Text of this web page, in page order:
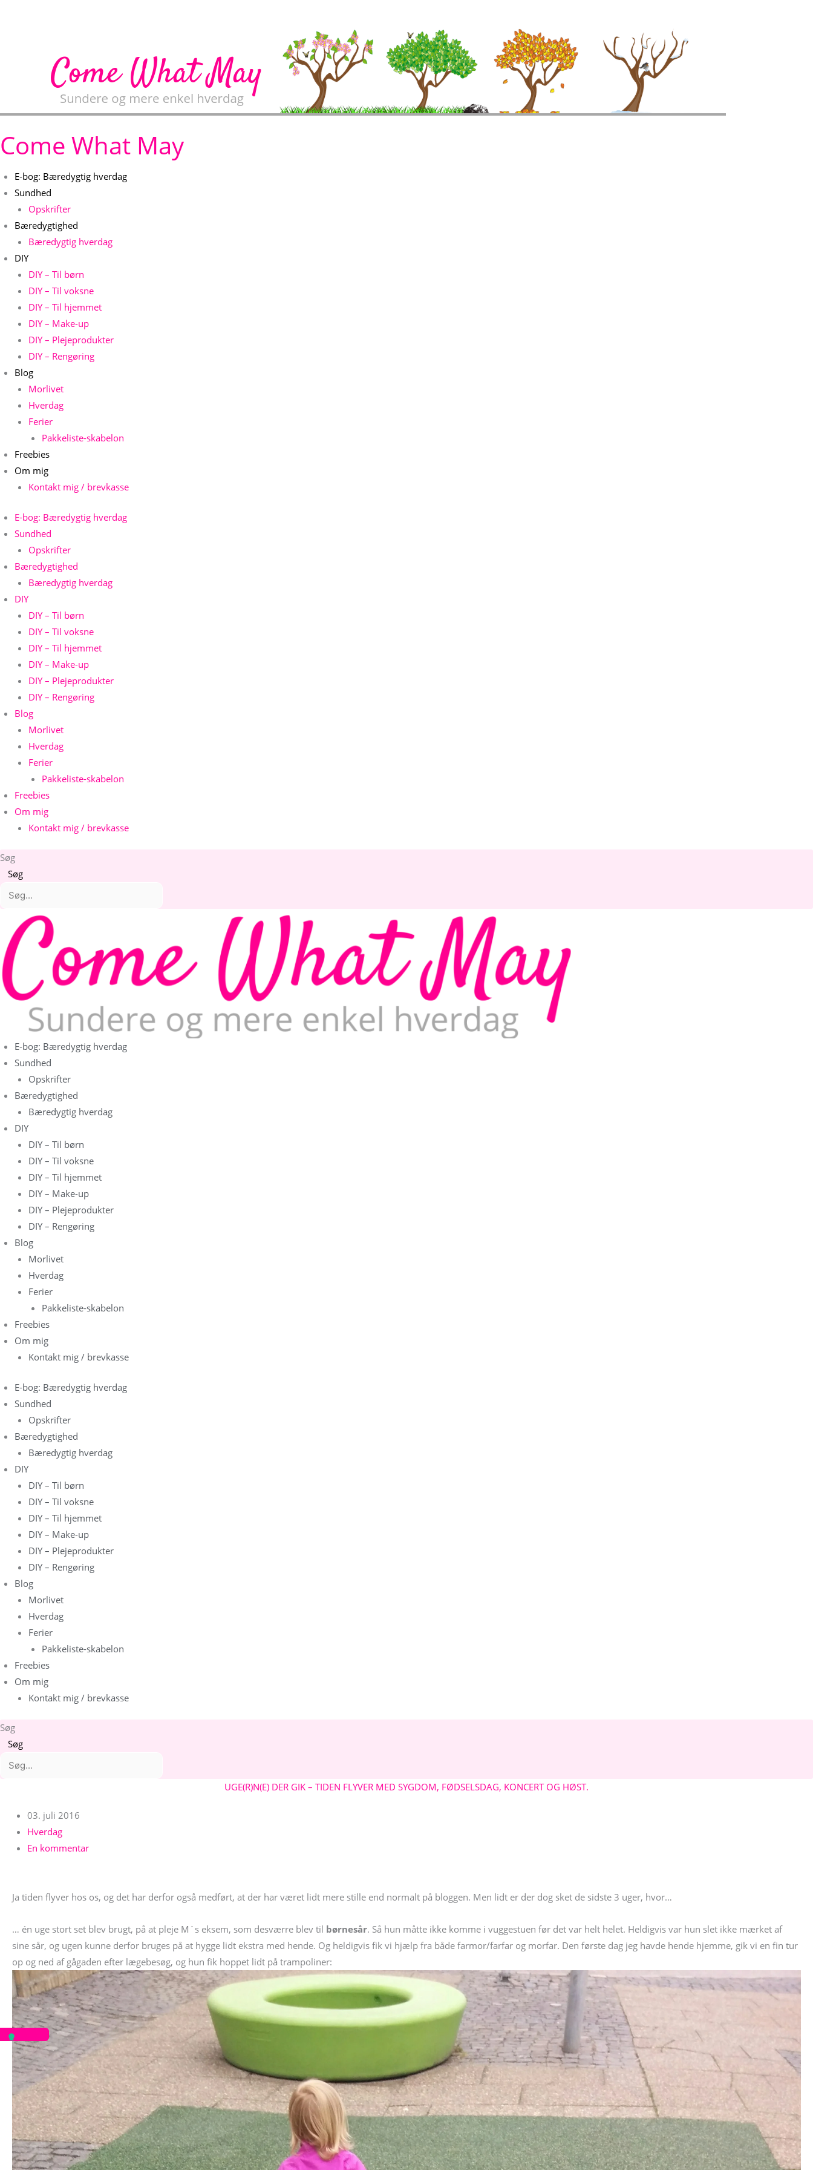
Come What May
E-bog: Bæredygtig hverdag
Sundhed
Opskrifter
Bæredygtighed
Bæredygtig hverdag
DIY
DIY – Til børn
DIY – Til voksne
DIY – Til hjemmet
DIY – Make-up
DIY – Plejeprodukter
DIY – Rengøring
Blog
Morlivet
Hverdag
Ferier
Pakkeliste-skabelon
Freebies
Om mig
Kontakt mig / brevkasse
E-bog: Bæredygtig hverdag
Sundhed
Opskrifter
Bæredygtighed
Bæredygtig hverdag
DIY
DIY – Til børn
DIY – Til voksne
DIY – Til hjemmet
DIY – Make-up
DIY – Plejeprodukter
DIY – Rengøring
Blog
Morlivet
Hverdag
Ferier
Pakkeliste-skabelon
Freebies
Om mig
Kontakt mig / brevkasse
Søg
Søg
E-bog: Bæredygtig hverdag
Sundhed
Opskrifter
Bæredygtighed
Bæredygtig hverdag
DIY
DIY – Til børn
DIY – Til voksne
DIY – Til hjemmet
DIY – Make-up
DIY – Plejeprodukter
DIY – Rengøring
Blog
Morlivet
Hverdag
Ferier
Pakkeliste-skabelon
Freebies
Om mig
Kontakt mig / brevkasse
E-bog: Bæredygtig hverdag
Sundhed
Opskrifter
Bæredygtighed
Bæredygtig hverdag
DIY
DIY – Til børn
DIY – Til voksne
DIY – Til hjemmet
DIY – Make-up
DIY – Plejeprodukter
DIY – Rengøring
Blog
Morlivet
Hverdag
Ferier
Pakkeliste-skabelon
Freebies
Om mig
Kontakt mig / brevkasse
Søg
Søg
UGE(R)N(E) DER GIK – TIDEN FLYVER MED SYGDOM, FØDSELSDAG, KONCERT OG HØST.
03. juli 2016
Hverdag
En kommentar
Ja tiden flyver hos os, og det har derfor også medført, at der har været lidt mere stille end normalt på bloggen. Men lidt er der dog sket de sidste 3 uger, hvor…
… én uge stort set blev brugt, på at pleje M´s eksem, som desværre blev til børnesår. Så hun måtte ikke komme i vuggestuen før det var helt helet. Heldigvis var hun slet ikke mærket af
sine sår, og ugen kunne derfor bruges på at hygge lidt ekstra med hende. Og heldigvis fik vi hjælp fra både farmor/farfar og morfar. Den første dag jeg havde hende hjemme, gik vi en fin tur
op og ned af gågaden efter lægebesøg, og hun fik hoppet lidt på trampoliner: